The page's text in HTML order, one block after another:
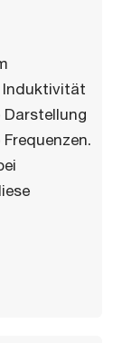
Induktivität
Darstellung